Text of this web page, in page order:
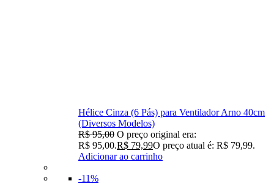
Hélice Cinza (6 Pás) para Ventilador Arno 40cm
(Diversos Modelos)
R$95,00 O preço original era:
R$ 95,00.R$ 79,99O preço atual é: R$ 79,99.
Adicionar ao carrinho
-11%